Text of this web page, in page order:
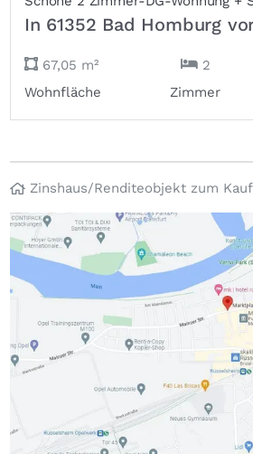
In 61352 Bad Homburg
67,05 m²
Wohnfläche
2
Zimmer
Zinshaus/Renditeobjekt zum Kauf